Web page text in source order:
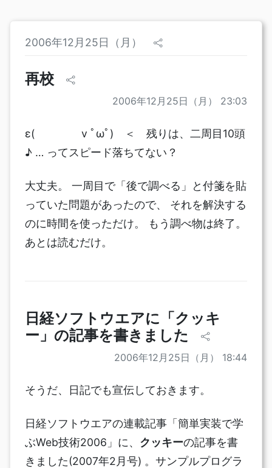
2006年12月25日（月）
再校
2006年12月25日（月） 23:03
ε( v ﾟωﾟ) ＜ 残りは、二周目10頭
♪ … ってスピード落ちてない？
大丈夫。 一周目で「後で調べる」と付箋を貼
っていた問題があったので、 それを解決する
のに時間を使っただけ。 もう調べ物は終了。
あとは読むだけ。
日経ソフトウエアに「クッキ
ー」の記事を書きました
2006年12月25日（月） 18:44
そうだ、日記でも宣伝しておきます。
日経ソフトウエアの連載記事「簡単実装で学
ぶWeb技術2006」に、 クッキーの記事を書
きました(2007年2月号) 。サンプルプログラ